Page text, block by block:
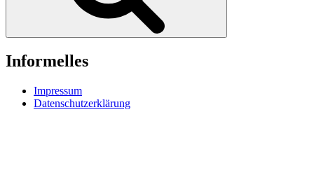
Informelles
Impressum
Datenschutzerklärung